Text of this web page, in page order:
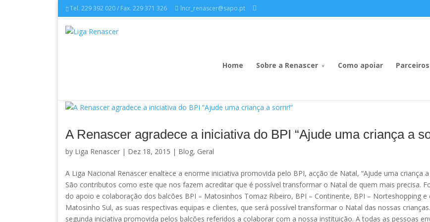
Tel. 229 392 020 / Fax. 229 371 326 lncr_renascer@sapo.pt
Home Sobre a Renascer Como apoiar Parceiros
A Renascer agradece a iniciativa do BPI “Ajude uma criança a
by Liga Renascer | Dez 18, 2015 | Blog, Geral
A Liga Nacional Renascer enaltece a enorme iniciativa promovida pelo BPI, acção de Natal, “Ajude uma criança a
São contributos como este que nos fazem acreditar que é possível transformar o Natal de quem mais precisa.
do apoio e colaboração dos balcões BPI – Matosinhos Tomaz Ribeiro, BPI – Continente, BPI – Norteshopping e
Matosinho Sul, as suas respectivas equipas e clientes, que será possível transformar o Natal das nossas
segunda iniciativa promovida pelos balcões referidos a colaborar com a nossa instituição. A todas as pessoas